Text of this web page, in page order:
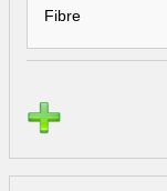
Fibre